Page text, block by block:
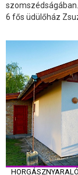
6 fős üdülőház
HORGÁSZNYARALÓ